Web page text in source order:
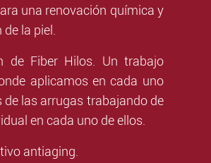
una renovación química y
la piel.
de Fiber Hilos. Un trabajo
aplicamos en cada uno
de las arrugas trabajando de
en cada uno de ellos.
antiaging.